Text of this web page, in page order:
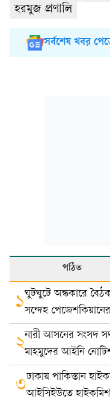
হরমুজ প্রণালি
সর্বশেষ খবর
পঠিত
১ঘুটঘুটে অন্ধকারে
সন্দেহ পেজেশকিয়ানের
২নারী আসনের সংসদ
মাহমুদের আইনি
৩ঢাকায় পাকিস্তান
আইসিইউতে